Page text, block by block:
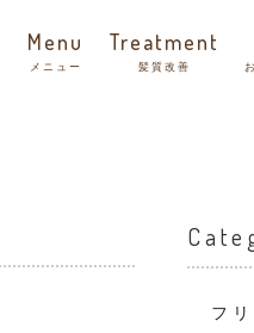
Menu
メニュー
Treatment
髪質改善
フ